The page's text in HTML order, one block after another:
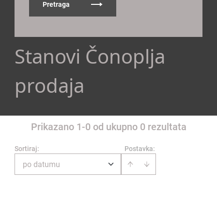
Pretraga
Stanovi Čonoplja
prodaja
Prikazano 1-0 od ukupno 0 rezultata
Postavka:
Sortiraj:
po datumu